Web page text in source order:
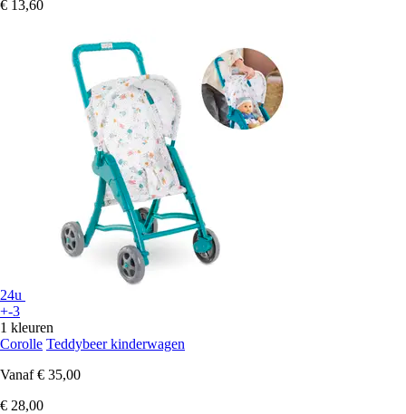
€ 13,60
24u
+-3
1 kleuren
Corolle Teddybeer kinderwagen
Vanaf € 35,00
€ 28,00